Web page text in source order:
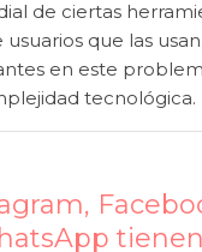
de ciertas
que las
en este
tecnológica.
tienen